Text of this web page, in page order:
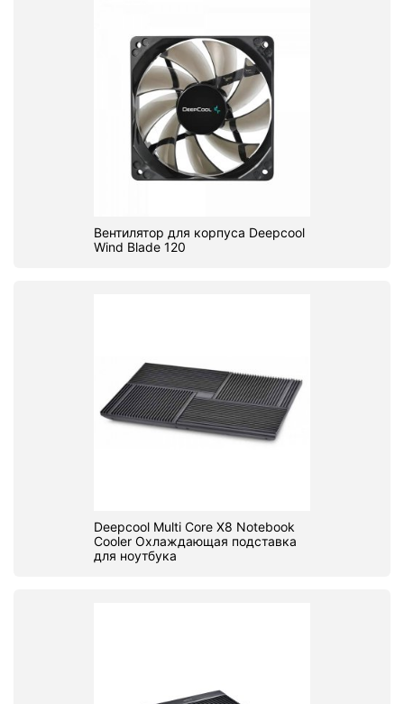
Вентилятор для корпуса Deepcool
Wind Blade 120
Deepcool Multi Core X8 Notebook
Cooler Охлаждающая подставка
для ноутбука